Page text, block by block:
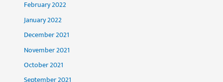
February 2022
January 2022
December 2021
November 2021
October 2021